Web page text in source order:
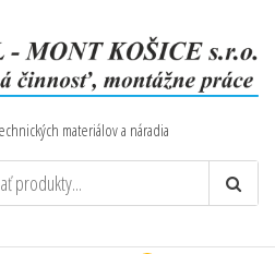
materiálov a náradia